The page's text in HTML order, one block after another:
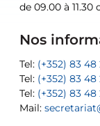
de 09.00 à
Nos
Tel: (+352) 83 48
Tel: (+352) 83 48
Tel: (+352) 83 48
Mail:
de 09.00 à
Tel: (+352) 83 48
Tel: (+352) 83 48
Mail:
Mail:
Mail:
Tel:(+352) 83 48
Tel:Permanence